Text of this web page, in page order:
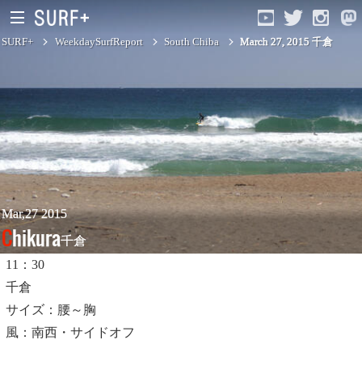
North Chiba
South Chiba
Unusually
Video Logs
Monthly Archive
SURF+ WeekdaySurfReport South Chiba March 27, 2015 千倉
Mar,27 2015
Chikura千倉
11：30
千倉
サイズ：腰～胸
風：南西・サイドオフ